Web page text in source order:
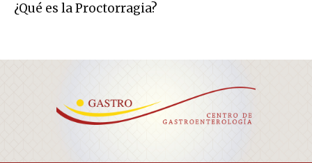
¿Qué es la Proctorragia?